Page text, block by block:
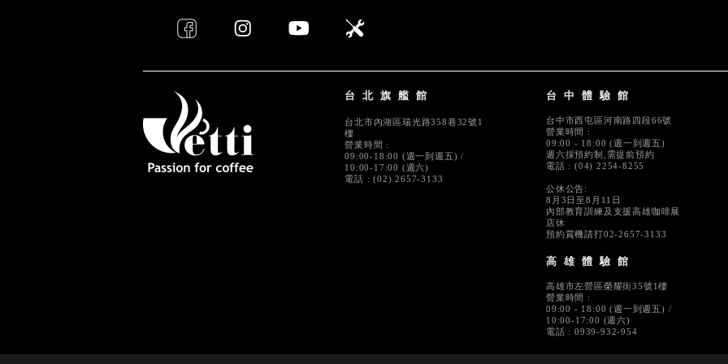
台北旗艦館
台北市內湖區瑞光路358巷32號1
樓
營業時間 :
09:00-18:00 (週一到週五) /
10:00-17:00 (週六)
電話 : (02) 2657-3133
台中體驗館
台中市西屯區河南路四段66號
營業時間 :
09:00 - 18:00 (週一到週五)
週六採預約制,需提前預約
電話 : (04) 2254-8255
公休公告:
8月3日至8月11日
內部教育訓練及支援高雄咖啡展
店休
預約賞機請打02-2657-3133
高雄體驗館
高雄市左營區榮耀街35號1樓
營業時間 :
09:00 - 18:00 (週一到週五) /
10:00-17:00 (週六)
電話 : 0939-932-954